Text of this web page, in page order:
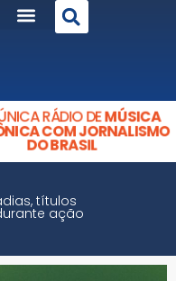
RÁDIO DEMÚSICA
COM JORNALISMO
DO BRASIL
títulos
ação